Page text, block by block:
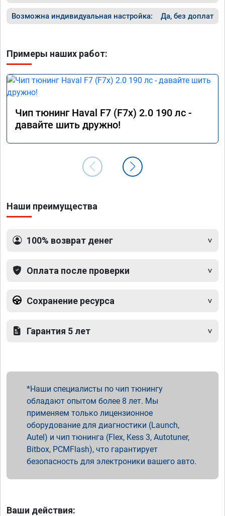
Возможна индивидуальная настройка: Да, без доплат
Примеры наших работ:
Чип тюнинг Haval F7 (F7x) 2.0 190 лс -
давайте шить дружно!
Наши преимущества
100% возврат денег
Оплата после проверки
Сохранение ресурса
Гарантия 5 лет
Наши специалисты по чип тюнингу
обладают опытом более 8 лет. Мы
применяем только лицензионное
оборудование для диагностики (Launch,
Autel) и чип тюнинга (Flex, Kess 3, Autotuner,
Bitbox, PCMFlash), что гарантирует
безопасность для электроники вашего авто.
Ваши действия: